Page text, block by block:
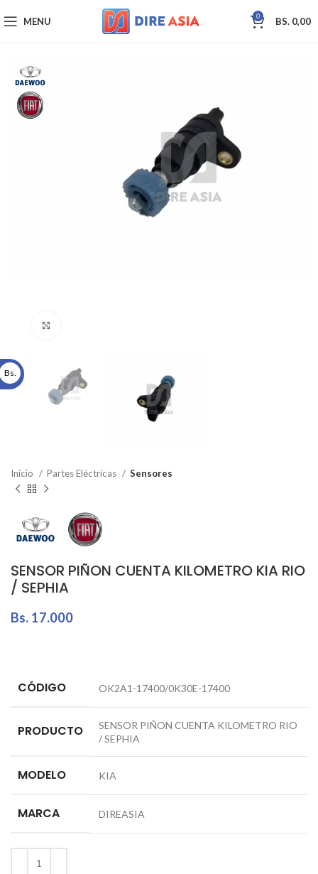
MENU 0 BS. 0,00
Inicio Partes Eléctricas Sensores
SENSOR PIÑON CUENTA KILOMETRO KIA RIO
/ SEPHIA
Bs. 17.000
CÓDIGO OK2A1-17400/0K30E-17400
PRODUCTO
SENSOR PIÑON CUENTA KILOMETRO RIO
/ SEPHIA
MODELO KIA
MARCA DIREASIA
Bs.